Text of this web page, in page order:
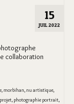
15
JUIL 2022
collaboration
, morbihan, nu artistique,
, photographie portrait,